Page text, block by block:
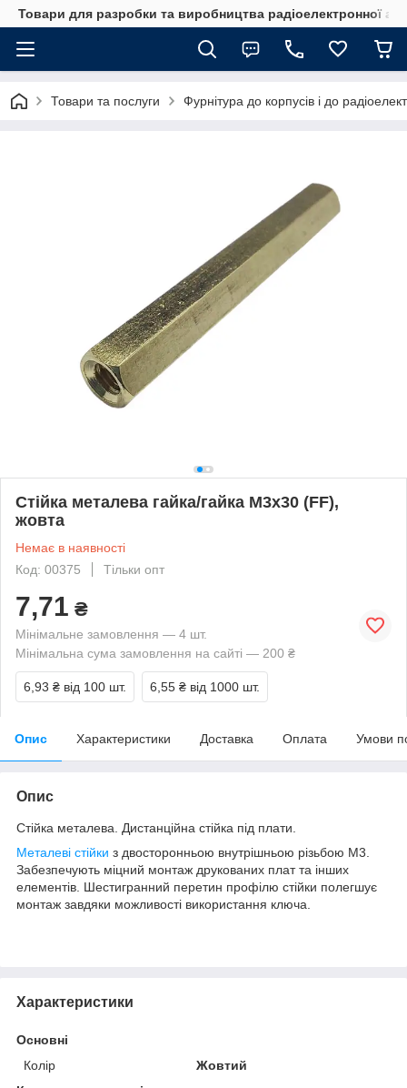
Товари для разробки та виробництва радіоелектронної
Товари та послуги Фурнітура до корпусів і до
Стійка металева гайка/гайка М3х30 (FF),
жовта
Немає в наявності
Код: 00375
Тільки опт
7,71 ₴
Мінімальне замовлення — 4 шт.
Мінімальна сума замовлення на сайті — 200 ₴
6,93 ₴ від 100 шт. 6,55 ₴ від 1000 шт.
Опис Характеристики Доставка Оплата Умови
Опис
Стійка металева. Дистанційна стійка під плати.
Металеві стійки з двосторонньою внутрішньою різьбою M3.
Забезпечують міцний монтаж друкованих плат та інших
елементів. Шестигранний перетин профілю стійки полегшує
монтаж завдяки можливості використання ключа.
Характеристики
Основні
Колір
Жовтий